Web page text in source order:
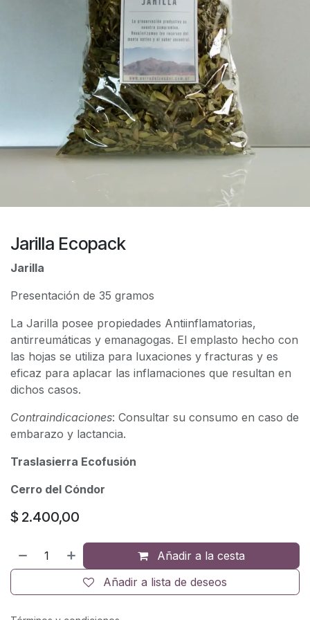
Jarilla Ecopack
Jarilla
Presentación de 35 gramos
La Jarilla posee propiedades Antiinflamatorias,
antirreumáticas y emanagogas. El emplasto hecho con
las hojas se utiliza para luxaciones y fracturas y es
eficaz para aplacar las inflamaciones que resultan en
dichos casos.
Contraindicaciones: Consultar su consumo en caso de
embarazo y lactancia.
Traslasierra Ecofusión
Cerro del Cóndor
$ 2.400,00
Añadir a la cesta
Añadir a lista de deseos